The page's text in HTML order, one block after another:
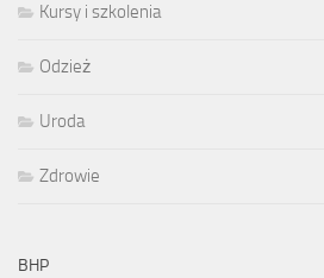
Kursy i szkolenia
Odzież
Uroda
Zdrowie
BHP